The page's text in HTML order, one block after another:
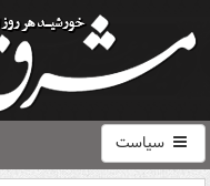
سیاست